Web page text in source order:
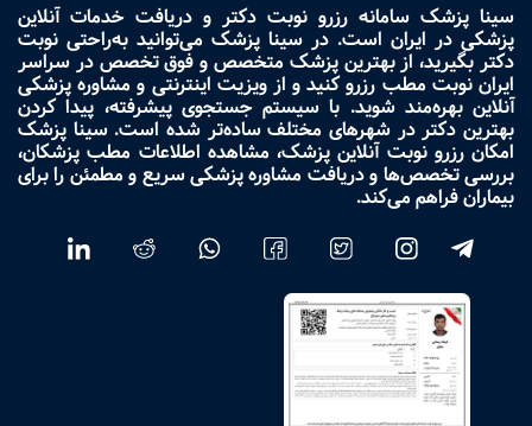
سینا پزشک سامانه رزرو نوبت دکتر و دریافت خدمات آنلاین
پزشکی در ایران است. در سینا پزشک می‌توانید به‌راحتی نوبت
دکتر بگیرید، از بهترین پزشک متخصص و فوق تخصص در سراسر
ایران نوبت مطب رزرو کنید و از ویزیت اینترنتی و مشاوره پزشکی
آنلاین بهره‌مند شوید. با سیستم جستجوی پیشرفته، پیدا کردن
بهترین دکتر در شهرهای مختلف ساده‌تر شده است. سینا پزشک
امکان رزرو نوبت آنلاین پزشک، مشاهده اطلاعات مطب پزشکان،
بررسی تخصص‌ها و دریافت مشاوره پزشکی سریع و مطمئن را برای
بیماران فراهم می‌کند.